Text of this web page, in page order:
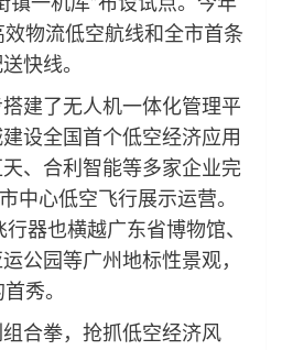
物流低空航线和全市首条
快线。
建了无人机一体化管理平
设全国首个低空经济应用
、合利智能等多家企业完
中心低空飞行展示运营。
器也横越广东省博物馆、
公园等广州地标性景观，
秀。
合拳，抢抓低空经济风